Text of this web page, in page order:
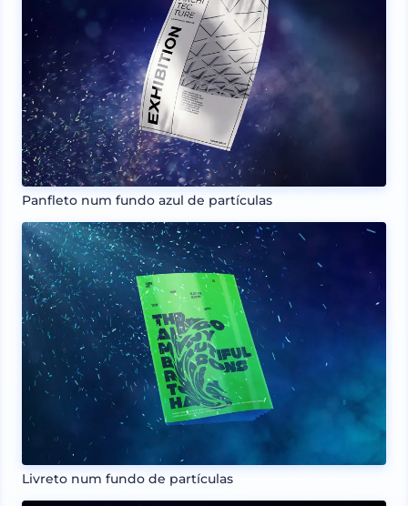
Panfleto num fundo azul de partículas
Livreto num fundo de partículas